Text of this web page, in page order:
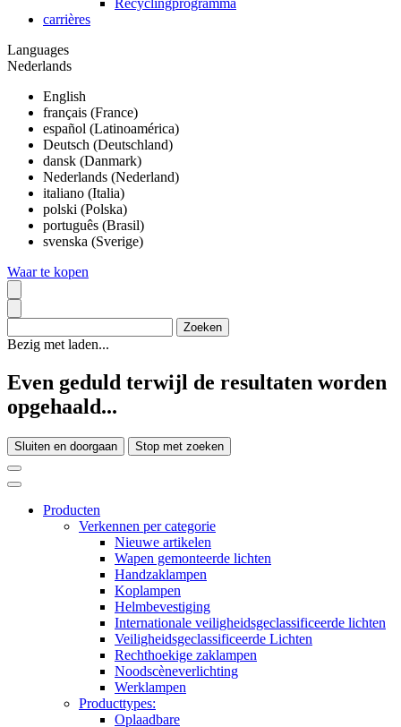
Recyclingprogramma
carrières
Languages
Nederlands
English
français (France)
español (Latinoamérica)
Deutsch (Deutschland)
dansk (Danmark)
Nederlands (Nederland)
italiano (Italia)
polski (Polska)
português (Brasil)
svenska (Sverige)
Waar te kopen
Bezig met laden...
Even geduld terwijl de resultaten worden
opgehaald...
Sluiten en doorgaan Stop met zoeken
Producten
Verkennen per categorie
Nieuwe artikelen
Wapen gemonteerde lichten
Handzaklampen
Koplampen
Helmbevestiging
Internationale veiligheidsgeclassificeerde lichten
Veiligheidsgeclassificeerde Lichten
Rechthoekige zaklampen
Noodscèneverlichting
Werklampen
Producttypes:
Oplaadbare